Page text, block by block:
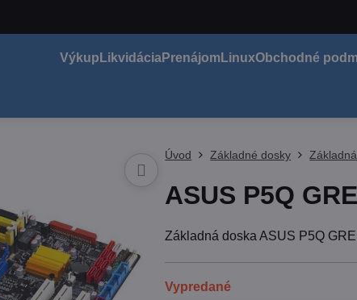
Výkup LikvidáciaPrenájom LinuxObchodné
Úvod Základné dosky
ASUS P5Q
Základná doska ASUS P5Q
Vypredané